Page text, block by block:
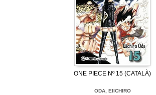
ONE PIECE Nº 15 (CATALÀ)
ODA, EIICHIRO